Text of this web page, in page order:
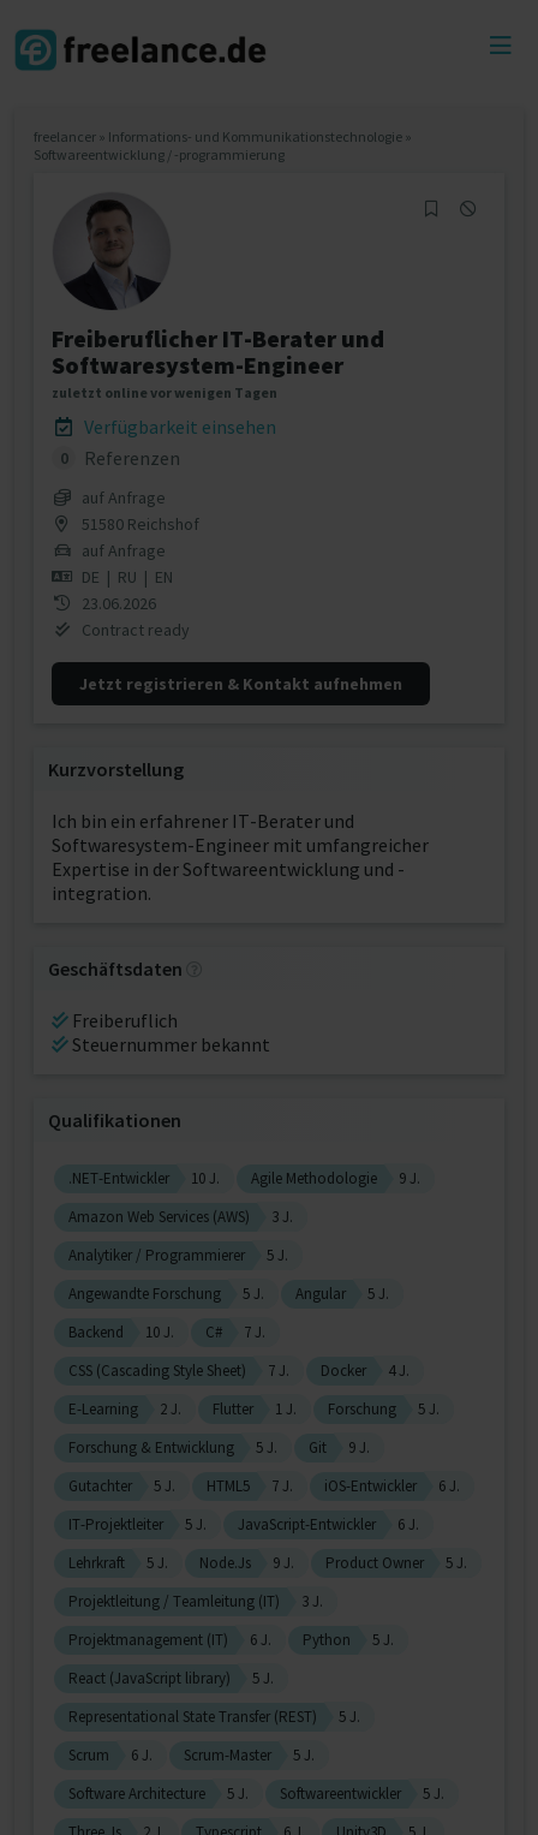
freelancer » Informations- und Kommunikationstechnologie »
Softwareentwicklung / -programmierung
Freiberuflicher IT-Berater und
Softwaresystem-Engineer
zuletzt online vor wenigen Tagen
Verfügbarkeit einsehen
0 Referenzen
auf Anfrage
51580 Reichshof
auf Anfrage
DE | RU | EN
23.06.2026
Contract ready
Jetzt registrieren & Kontakt aufnehmen
Kurzvorstellung
Ich bin ein erfahrener IT-Berater und
Softwaresystem-Engineer mit umfangreicher
Expertise in der Softwareentwicklung und -
integration.
Geschäftsdaten
Freiberuflich
Steuernummer bekannt
Qualifikationen
.NET-Entwickler 10 J. Agile Methodologie
9 J.
Amazon Web Services (AWS)
3 J.
Analytiker / Programmierer
5 J.
Angewandte Forschung
5 J. Angular
5 J.
Backend
10 J. C#
7 J.
CSS (Cascading Style Sheet)
7 J. Docker
4 J.
E-Learning
2 J. Flutter 1 J. Forschung
5 J.
Forschung & Entwicklung
5 J. Git
9 J.
Gutachter
5 J. HTML5 7 J. iOS-Entwickler
6 J.
IT-Projektleiter
5 J. JavaScript-Entwickler
6 J.
Lehrkraft
5 J. Node.Js 9 J. Product Owner
5 J.
Projektleitung / Teamleitung (IT)
3 J.
Projektmanagement (IT)
6 J. Python
5 J.
React (JavaScript library)
5 J.
Representational State Transfer (REST)
5 J.
Scrum
6 J. Scrum-Master
5 J.
Software Architecture
5 J. Softwareentwickler
5 J.